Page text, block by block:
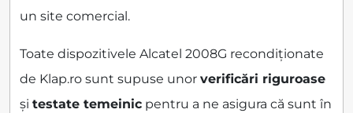
un site comercial.
Toate dispozitivele Alcatel 2008G recondiționate
de Klap.ro sunt supuse unor verificări riguroase
și testate temeinic pentru a ne asigura că sunt în